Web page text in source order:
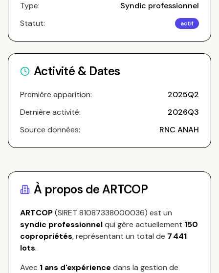
Type:
Syndic professionnel
Statut:
actif
Activité & Dates
Première apparition:
2025Q2
Dernière activité:
2026Q3
Source données:
RNC ANAH
À propos deARTCOP
ARTCOP(SIRET 81087338000036) est un
syndic professionnelqui gère actuellement 150
copropriétés, représentant un total de 7 441
lots.
Avec 1 ans d'expérience dans la gestion de